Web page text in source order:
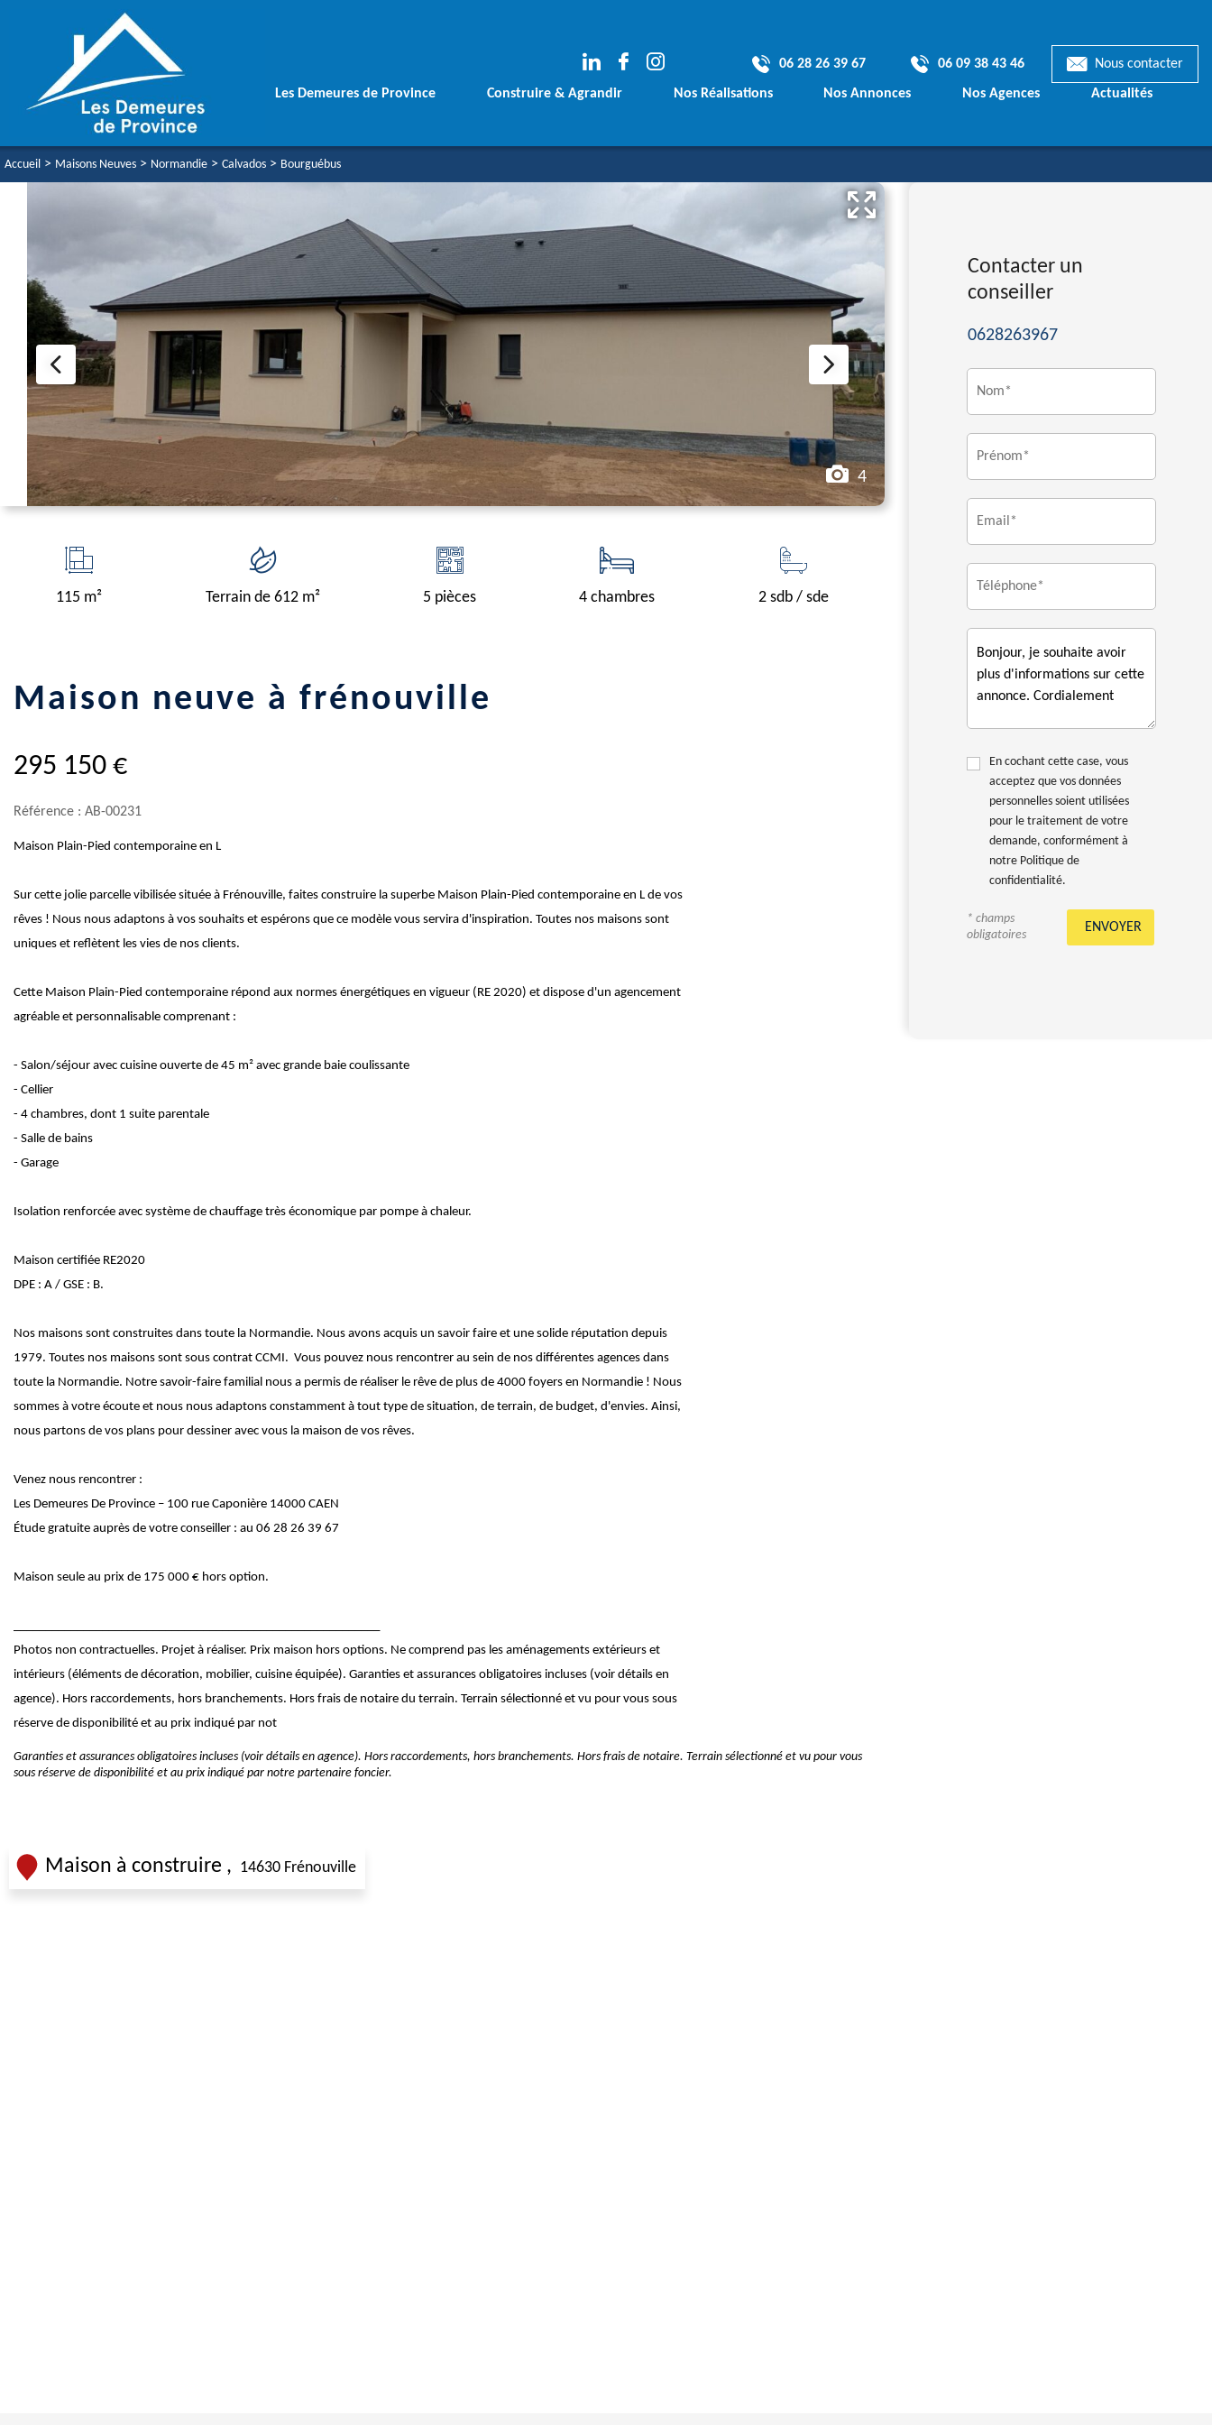
06 28 26 39 67 06 09 38 43 46 Nous contacter
Les Demeures de Province
Votre Maison Autrement
Vos Garanties
Construire & Agrandir
Votre Financement
Vos plans sur mesure
Votre Agrandissement de Maison
Nos Réalisations
Les Maisons Contemporaines
Les Maisons Traditionnelles
Les Agrandissements de Maisons
Nos Annonces
Terrains & Maisons
Nos Agences Actualités
Accueil > Maisons Neuves > Normandie > Calvados > Bourguébus
Contacter un
conseiller
0628263967
En cochant cette case, vous
acceptez que vos données
personnelles soient utilisées
pour le traitement de votre
demande, conformément à
notre Politique de
confidentialité.
* champs
obligatoires
4
115 m² Terrain de 612 m² 5 pièces 4 chambres 2 sdb / sde
maison neuve à frénouville
295 150 €
Référence : AB-00231
Maison Plain-Pied contemporaine en L
Sur cette jolie parcelle vibilisée située à Frénouville, faites construire la superbe Maison Plain-Pied contemporaine en L de vos
rêves ! Nous nous adaptons à vos souhaits et espérons que ce modèle vous servira d'inspiration. Toutes nos maisons sont
uniques et reflètent les vies de nos clients.
Cette Maison Plain-Pied contemporaine répond aux normes énergétiques en vigueur (RE 2020) et dispose d'un agencement
agréable et personnalisable comprenant :
- Salon/séjour avec cuisine ouverte de 45 m² avec grande baie coulissante
- Cellier
- 4 chambres, dont 1 suite parentale
- Salle de bains
- Garage
Isolation renforcée avec système de chauffage très économique par pompe à chaleur.
Maison certifiée RE2020
DPE : A / GSE : B.
Nos maisons sont construites dans toute la Normandie. Nous avons acquis un savoir faire et une solide réputation depuis
1979. Toutes nos maisons sont sous contrat CCMI. Vous pouvez nous rencontrer au sein de nos différentes agences dans
toute la Normandie. Notre savoir-faire familial nous a permis de réaliser le rêve de plus de 4000 foyers en Normandie ! Nous
sommes à votre écoute et nous nous adaptons constamment à tout type de situation, de terrain, de budget, d'envies. Ainsi,
nous partons de vos plans pour dessiner avec vous la maison de vos rêves.
Venez nous rencontrer :
Les Demeures De Province – 100 rue Caponière 14000 CAEN
Étude gratuite auprès de votre conseiller : au 06 28 26 39 67
Maison seule au prix de 175 000 € hors option.
Photos non contractuelles. Projet à réaliser. Prix maison hors options. Ne comprend pas les aménagements extérieurs et
intérieurs (éléments de décoration, mobilier, cuisine équipée). Garanties et assurances obligatoires incluses (voir détails en
agence). Hors raccordements, hors branchements. Hors frais de notaire du terrain. Terrain sélectionné et vu pour vous sous
réserve de disponibilité et au prix indiqué par not
Garanties et assurances obligatoires incluses (voir détails en agence). Hors raccordements, hors branchements. Hors frais de notaire. Terrain sélectionné et vu pour vous
sous réserve de disponibilité et au prix indiqué par notre partenaire foncier.
Maison à construire 14630 Frénouville